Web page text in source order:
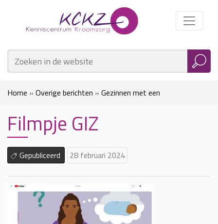
Home » Overige berichten » Gezinnen met een
migratieachtergrond beter bereiken voor kraamzorg
GIZ
Filmpje GIZ
Gepubliceerd 28 februari 2024